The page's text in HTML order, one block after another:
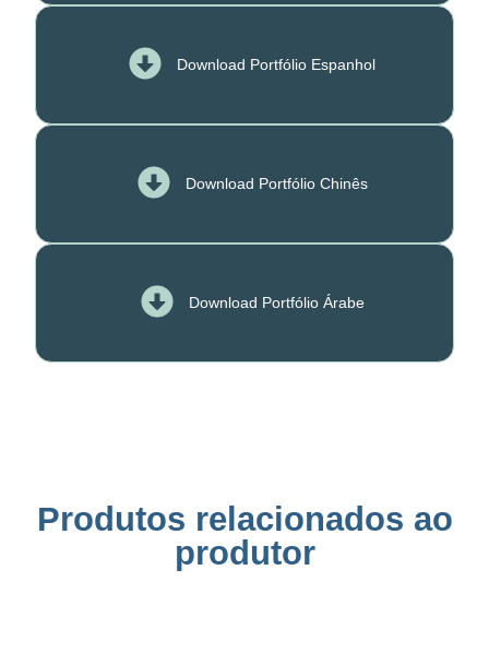
Download Portfólio Espanhol
Download Portfólio Chinês
Download Portfólio Árabe
Produtos relacionados ao
produtor